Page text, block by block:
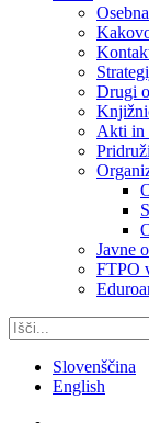
Drugi
Akti in
Javne
FTPO
Slovenščina
English